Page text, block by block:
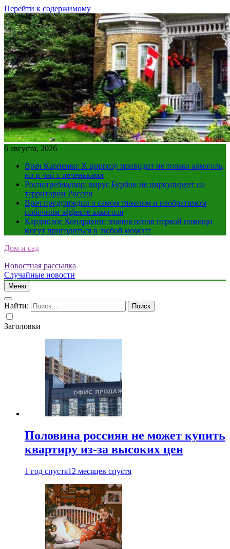
Перейти к содержимому
6 августа, 2026
Врач Карпенко: К циррозу приводит не только алкоголь,
но и чай с печеньками
Роспотребнадзор: вирус Бурбон не циркулирует на
территории России
Врач предупредил о самом тяжелом и необратимом
побочном эффекте алкоголя
Кардиолог Кондрахин: знания основ первой помощи
могут пригодиться в любой момент
Дом и сад
Новостная рассылка
Случайные новости
Меню
Найти:
Заголовки
Половина россиян не может купить
квартиру из-за высоких цен
1 год спустя12 месяцев спустя